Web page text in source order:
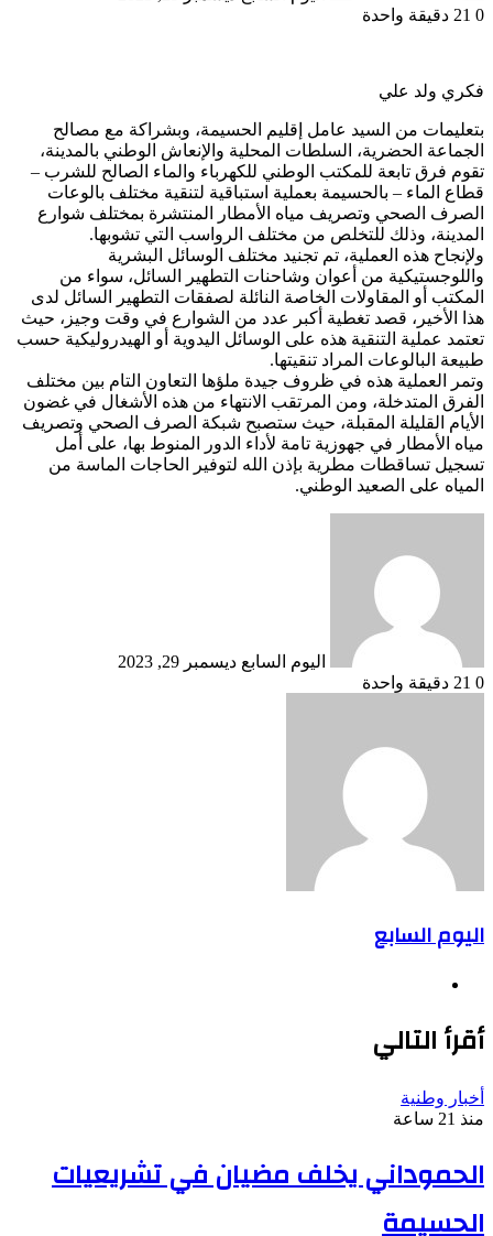
0
دقيقة واحدة
فكري ولد علي
بتعليمات من السيد عامل إقليم الحسيمة، وبشراكة مع مصالح
الجماعة الحضرية، السلطات المحلية والإنعاش الوطني بالمدينة،
تقوم فرق تابعة للمكتب الوطني للكهرباء والماء الصالح للشرب –
قطاع الماء – بالحسيمة بعملية استباقية لتنقية مختلف بالوعات
الصرف الصحي وتصريف مياه الأمطار المنتشرة بمختلف شوارع
المدينة، وذلك للتخلص من مختلف الرواسب التي تشوبها.
ولإنجاح هذه العملية، تم تجنيد مختلف الوسائل البشرية
واللوجستيكية من أعوان وشاحنات التطهير السائل، سواء من
المكتب أو المقاولات الخاصة النائلة لصفقات التطهير السائل لدى
هذا الأخير، قصد تغطية أكبر عدد من الشوارع في وقت وجيز، حيث
تعتمد عملية التنقية هذه على الوسائل اليدوية أو الهيدروليكية حسب
طبيعة البالوعات المراد تنقيتها.
وتمر العملية هذه في ظروف جيدة ملؤها التعاون التام بين مختلف
الفرق المتدخلة، ومن المرتقب الانتهاء من هذه الأشغال في غضون
الأيام القليلة المقبلة، حيث ستصبح شبكة الصرف الصحي وتصريف
مياه الأمطار في جهوزية تامة لأداء الدور المنوط بها، على أمل
تسجيل تساقطات مطرية بإذن الله لتوفير الحاجات الماسة من
المياه على الصعيد الوطني.
اليوم السابع ديسمبر 29, 2023
0
دقيقة واحدة
اليوم السابع
أقرأ التالي
أخبار وطنية
منذ 21 ساعة
الحموداني يخلف مضيان في تشريعيات
الحسيمة